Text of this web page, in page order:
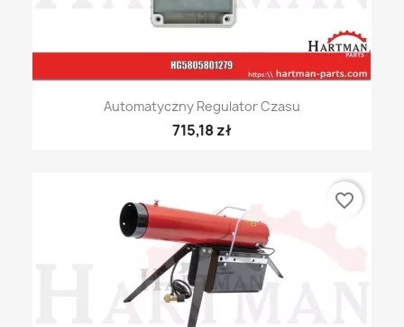
Automatyczny Regulator Czasu
715,18 zł
favorite_border